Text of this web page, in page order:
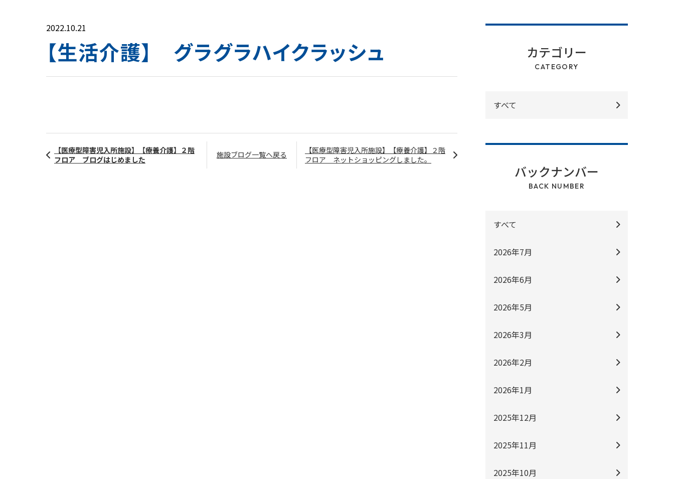
2022.10.21
【生活介護】 グラグラハイクラッシュ
【医療型障害児入所施設】【療養介護】２階
フロア ブログはじめました
施設ブログ一覧へ戻る
【医療型障害児入所施設】【療養介護】２階
フロア ネットショッピングしました。
カテゴリー
CATEGORY
すべて
バックナンバー
BACK NUMBER
すべて
2026年7月
2026年6月
2026年5月
2026年3月
2026年2月
2026年1月
2025年12月
2025年11月
2025年10月